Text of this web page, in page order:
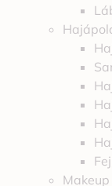
Makeup